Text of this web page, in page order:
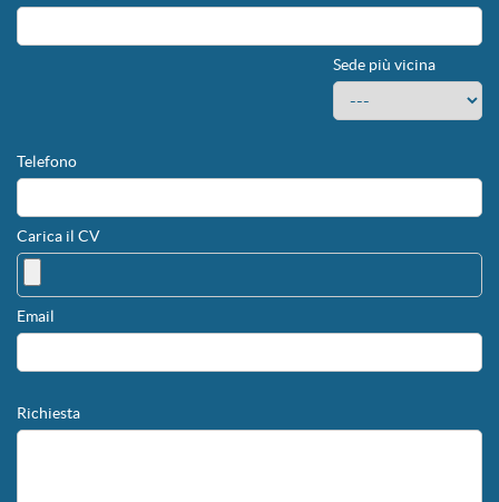
Sede più vicina
Telefono
Carica il CV
Email
Richiesta